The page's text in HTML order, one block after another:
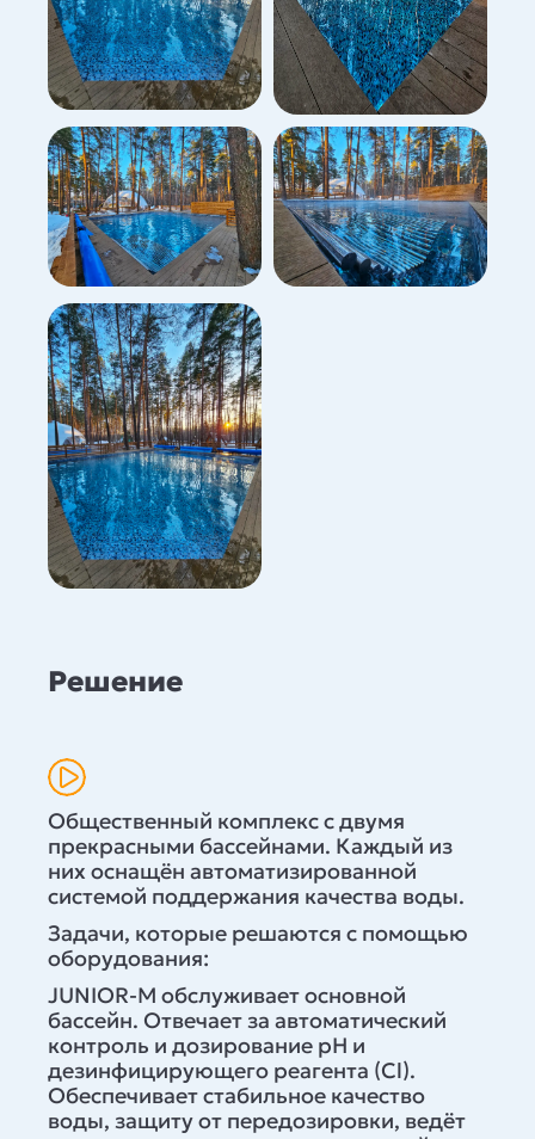
Решение
Общественный комплекс с двумя
прекрасными бассейнами. Каждый из
них оснащён автоматизированной
системой поддержания качества воды.
Задачи, которые решаются с помощью
оборудования:
JUNIOR-M обслуживает основной
бассейн. Отвечает за автоматический
контроль и дозирование рН и
дезинфицирующего реагента (Cl).
Обеспечивает стабильное качество
воды, защиту от передозировки, ведёт